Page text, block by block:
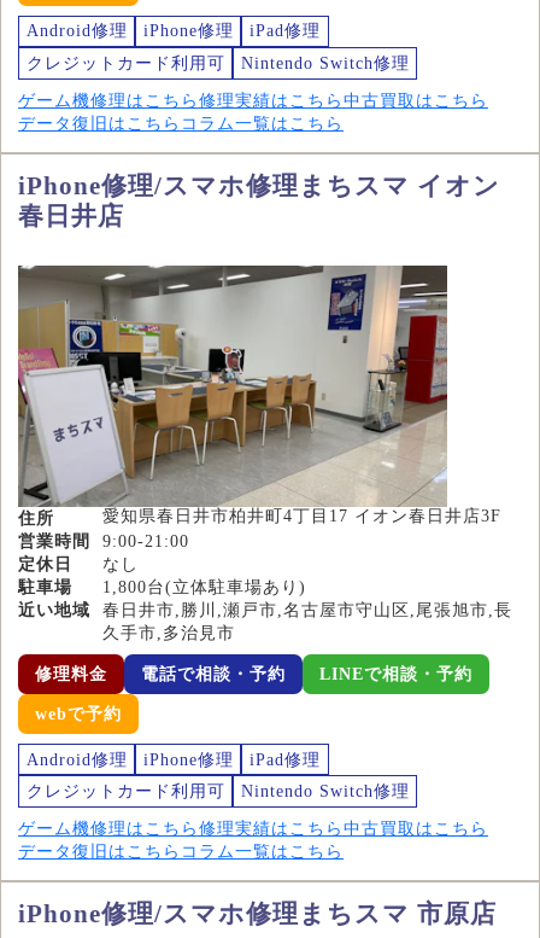
Android修理 iPhone修理
iPad修理
クレジットカード利用可
Nintendo Switch修理
ゲーム機修理はこちら 修理実績はこちら 中古買取はこちら
データ復旧はこちら コラム一覧はこちら
iPhone修理/スマホ修理まちスマ イオン
春日井店
住所
愛知県春日井市柏井町4丁目17 イオン春日井店3F
営業時間
9:00-21:00
定休日
なし
駐車場
1,800台(立体駐車場あり)
近い地域
春日井市,勝川,瀬戸市,名古屋市守山区,尾張旭市,長
久手市,多治見市
修理料金 電話で相談・予約 LINEで相談・予約
webで予約
Android修理 iPhone修理
iPad修理
クレジットカード利用可
Nintendo Switch修理
ゲーム機修理はこちら 修理実績はこちら 中古買取はこちら
データ復旧はこちら コラム一覧はこちら
iPhone修理/スマホ修理まちスマ 市原店